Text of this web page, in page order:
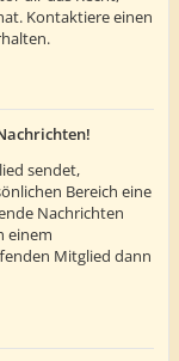
Kontaktiere einen
sendet,
Bereich eine
Nachrichten
einem
Mitglied dann